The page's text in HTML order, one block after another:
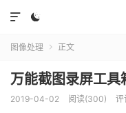


图像处理  正文
万能截图录屏工具
2019-04-02 阅读(300) 评